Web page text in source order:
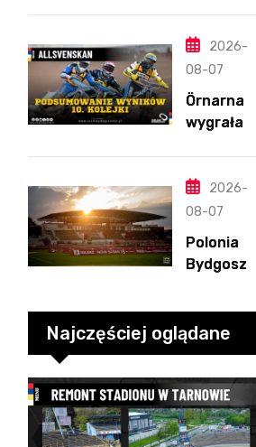
Ellisa
y. „Gryfy”
z
dwunasty
m
zwycięstw
em
2026-
08-07
Örnarna
wygrała
ą. Debiut
Tondera w
2026-
08-07
Polonia
Bydgoszcz
Piła,
6.08.2026
Najczęściej oglądane